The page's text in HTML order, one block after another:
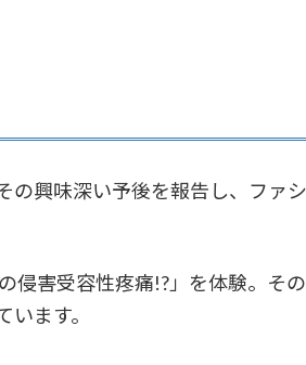
興味深い予後を報告し、ファ
害受容性疼痛!?」を体験。そ
ます。